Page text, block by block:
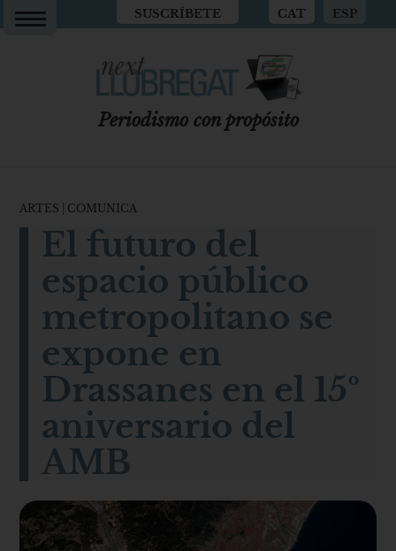
SUSCRÍBETE CAT ESP
Periodismo con propósito
ARTES COMUNICA
El futuro del
espacio público
metropolitano se
expone en
Drassanes en el 15º
aniversario del
AMB